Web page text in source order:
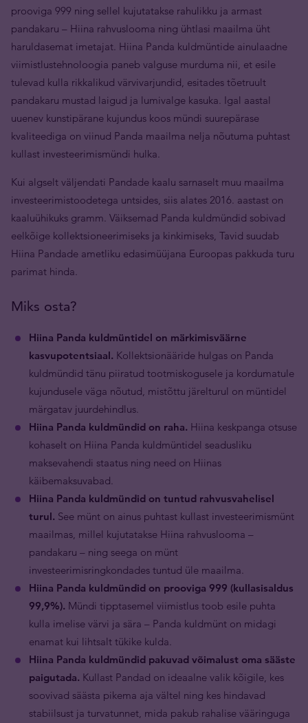
prooviga 999 ning sellel kujutatakse rahulikku ja armast
pandakaru – Hiina rahvuslooma ning ühtlasi maailma üht
haruldasemat imetajat. Hiina Panda kuldmüntide ainulaadne
viimistlustehnoloogia paneb valguse murduma nii, et esile
tulevad kulla rikkalikud värvivarjundid, esitades tõetruult
pandakaru mustad laigud ja lumivalge kasuka. Igal aastal
uuenev kunstipärane kujundus koos mündi suurepärase
kvaliteediga on viinud Panda maailma nelja nõutuma puhtast
kullast investeerimismündi hulka.
Kui algselt väljendati Pandade kaalu sarnaselt muu maailma
investeerimistoodetega untsides, siis alates 2016. aastast on
kaaluühikuks gramm. Väiksemad Panda kuldmündid sobivad
eelkõige kollektsioneerimiseks ja kinkimiseks, Tavid suudab
Hiina Pandade ametliku edasimüüjana Euroopas pakkuda turu
parimat hinda.
Miks osta?
Hiina Panda kuldmüntidel on märkimisväärne
kasvupotentsiaal. Kollektsionääride hulgas on Panda
kuldmündid tänu piiratud tootmiskogusele ja kordumatule
kujundusele väga nõutud, mistõttu järelturul on müntidel
märgatav juurdehindlus.
Hiina Panda kuldmündid on raha. Hiina keskpanga otsuse
kohaselt on Hiina Panda kuldmüntidel seadusliku
maksevahendi staatus ning need on Hiinas
käibemaksuvabad.
Hiina Panda kuldmündid on tuntud rahvusvahelisel
turul. See münt on ainus puhtast kullast investeerimismünt
maailmas, millel kujutatakse Hiina rahvuslooma –
pandakaru – ning seega on münt
investeerimisringkondades tuntud üle maailma.
Hiina Panda kuldmündid on prooviga 999 (kullasisaldus
99,9%). Mündi tipptasemel viimistlus toob esile puhta
kulla imelise värvi ja sära – Panda kuldmünt on midagi
enamat kui lihtsalt tükike kulda.
Hiina Panda kuldmündid pakuvad võimalust oma sääste
paigutada. Kullast Pandad on ideaalne valik kõigile, kes
soovivad säästa pikema aja vältel ning kes hindavad
stabiilsust ja turvatunnet, mida pakub rahalise vääringuga